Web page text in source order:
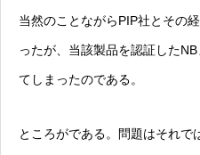
当然のことながらPIP社とその
ったが、当該製品を認証した
てしまったのである。
ところがである。問題はそれで